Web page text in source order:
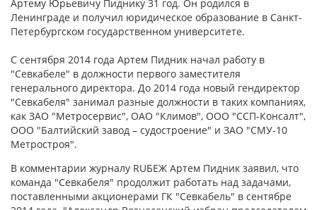
Артему Юрьевичу Пиднику 31 год. Он родился в
Ленинграде и получил юридическое образование в Санкт-
Петербургском государственном университете.
С сентября 2014 года Артем Пидник начал работу в
"Севкабеле" в должности первого заместителя
генерального директора. До 2014 года новый гендиректор
"Севкабеля" занимал разные должности в таких компаниях,
как ЗАО "Метросервис", ОАО "Климов", ООО "ССП-Консалт",
ООО "Балтийский завод – судостроение" и ЗАО "СМУ-10
Метростроя".
В комментарии журналу RUБЕЖ Артем Пидник заявил, что
команда "Севкабеля" продолжит работать над задачами,
поставленными акционерами ГК "Севкабель" в сентябре